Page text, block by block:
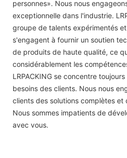
personnes». Nous nous
exceptionnelle dans l'industrie.
groupe de talents expérimentés
s'engagent à fournir un soutien
de produits de haute qualité, ce
considérablement les
LRPACKING se concentre
besoins des clients. Nous nous
clients des solutions complètes et
Nous sommes impatients de
avec vous.